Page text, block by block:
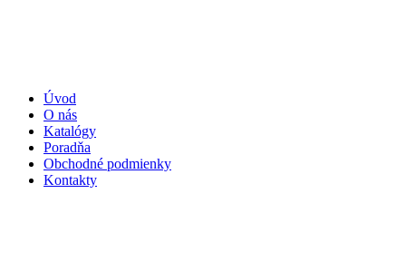
Úvod
O nás
Katalógy
Poradňa
Obchodné podmienky
Kontakty